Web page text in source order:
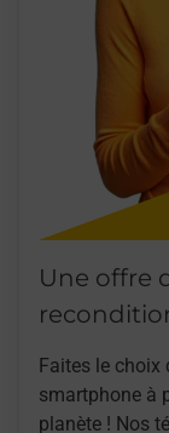
Une offre
Faites le choix
smartphone à
planète ! Nos